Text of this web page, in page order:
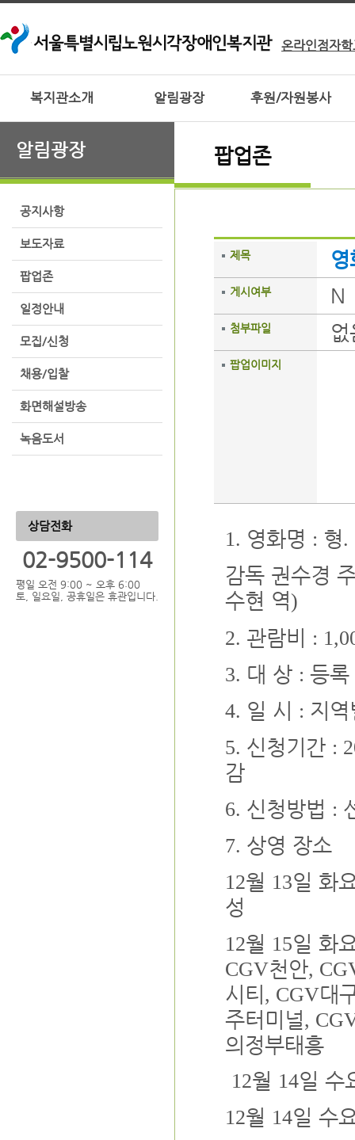
온라인점자
복지관소개 알림광장 후원/자원봉사
알림광장
공지사항
보도자료
팝업존
일정안내
모집/신청
채용/입찰
화면해설방송
녹음도서
상담전화
02-9500-114
평일 오전 9:00 ~ 오후 6:00
토, 일요일, 공휴일은 휴관입니다.
팝업존
제목 영
게시여부 N
첨부파일 없
팝업이미지
1. 영화명 : 형.
감독 권수경
수현 역)
2. 관람비
:
3. 대 상 :등
4. 일 시 : 지
5. 신청기간 :
감
6. 신청방법 :
7. 상영 장소
12월 13일 화
성
12월 15일 화
CGV천안,
시티 , CGV대
주터미널,
의정부태흥
12월 14일 수
12월 14일 수